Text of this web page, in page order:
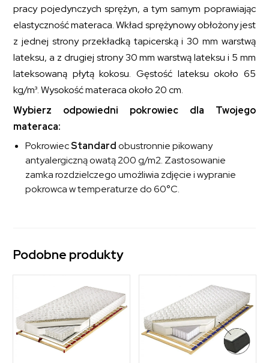
pracy pojedynczych sprężyn, a tym samym poprawiając
elastyczność materaca. Wkład sprężynowy obłożony jest
z jednej strony przekładką tapicerską i 30 mm warstwą
lateksu, a z drugiej strony 30 mm warstwą lateksu i 5 mm
lateksowaną płytą kokosu. Gęstość lateksu około 65
kg/m³. Wysokość materaca około 20 cm.
Wybierz odpowiedni pokrowiec dla Twojego
materaca:
PokrowiecStandardobustronnie pikowany
antyalergiczną owatą 200 g/m2. Zastosowanie
zamka rozdzielczego umożliwia zdjęcie i wypranie
pokrowca w temperaturze do 60°C.
Podobne produkty